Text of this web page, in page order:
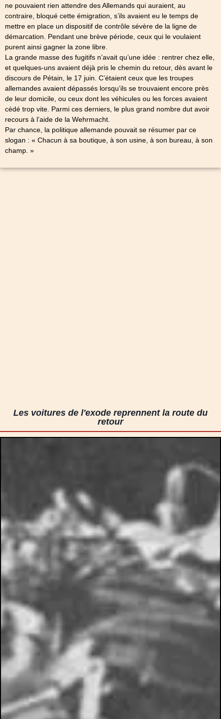
ne pouvaient rien attendre des Allemands qui auraient, au
contraire, bloqué cette émigration, s’ils avaient eu le temps de
mettre en place un dispositif de contrôle sévère de la ligne de
démarcation. Pendant une brève période, ceux qui le voulaient
purent ainsi gagner la zone libre.
La grande masse des fugitifs n’avait qu’une idée : rentrer chez elle,
et quelques-uns avaient déjà pris le chemin du retour, dès avant le
discours de Pétain, le 17 juin. C’étaient ceux que les troupes
allemandes avaient dépassés lorsqu’ils se trouvaient encore près
de leur domicile, ou ceux dont les véhicules ou les forces avaient
cédé trop vite. Parmi ces derniers, le plus grand nombre dut avoir
recours à l’aide de la Wehrmacht.
Par chance, la politique allemande pouvait se résumer par ce
slogan : « Chacun à sa boutique, à son usine, à son bureau, à son
champ. »
Les voitures de l'exode reprennent la route du
retour